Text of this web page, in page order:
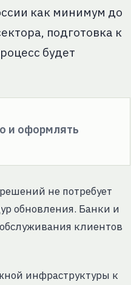
как минимум до
подготовка к
будет
и оформлять
не потребует
обновления. Банки и
клиентов
инфраструктуры к